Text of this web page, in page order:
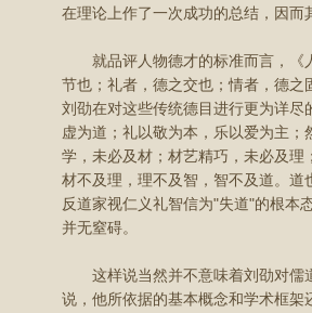
在理论上作了一次成功的总结，因
就品评人物德才的标准而言，《
节也；礼者，德之交也；情者，德
刘劭在对这些传统德目进行更为详
虚为道；礼以敬为本，乐以爱为主
学，未必及材；材艺精巧，未必及
材不及理，理不及智，智不及道。
反道家视仁义礼智信为"失道"的根本
并无窒碍。
这样说当然并不意味着刘劭对儒
说，他所依据的基本概念和学术框